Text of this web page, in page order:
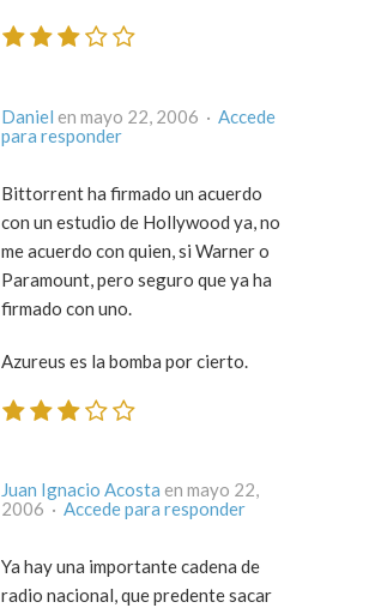
Daniel en mayo 22, 2006 · Accede
para responder
Bittorrent ha firmado un acuerdo
con un estudio de Hollywood ya, no
me acuerdo con quien, si Warner o
Paramount, pero seguro que ya ha
firmado con uno.
Azureus es la bomba por cierto.
Juan Ignacio Acosta en mayo 22,
2006 · Accede para responder
Ya hay una importante cadena de
radio nacional, que predente sacar